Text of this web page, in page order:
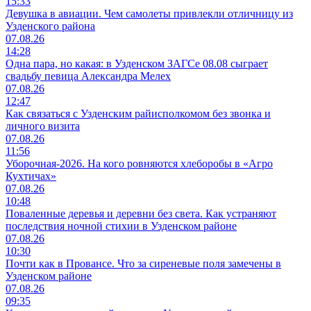
Девушка в авиации. Чем самолеты привлекли отличницу из
Узденского района
07.08.26
14:28
Одна пара, но какая: в Узденском ЗАГСе 08.08 сыграет
свадьбу певица Александра Мелех
07.08.26
12:47
Как связаться с Узденским райисполкомом без звонка и
личного визита
07.08.26
11:56
Уборочная-2026. На кого ровняются хлеборобы в «Агро
Кухтичах»
07.08.26
10:48
Поваленные деревья и деревни без света. Как устраняют
последствия ночной стихии в Узденском районе
07.08.26
10:30
Почти как в Провансе. Что за сиреневые поля замечены в
Узденском районе
07.08.26
09:35